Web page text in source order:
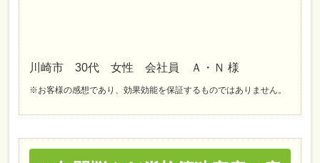
川崎市 30代 女性 会社員 Ａ・Ｎ 様
※お客様の感想であり、効果効能を保証するものではありません。